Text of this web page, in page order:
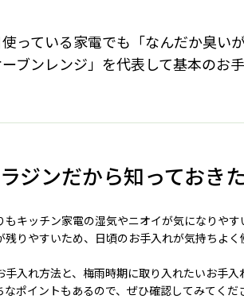
っている家電でも「なんだか臭
ブンレンジ」を代表して基本のお
ジンだから知っておき
キッチン家電の湿気やニオイが気になりやす
りやすいため、日頃のお手入れが気持ちよ
入れ方法と、梅雨時期に取り入れたいお手
ポイントもあるので、ぜひ確認してみてくだ